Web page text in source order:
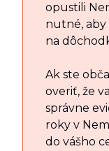
opustili
nutné, aby
na
Ak ste
overiť, že
správne
roky v
do vášho